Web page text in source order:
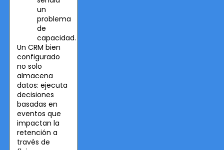
un
problema
de
capacidad.
Un CRM bien
configurado
no solo
almacena
datos: ejecuta
decisiones
basadas en
eventos que
impactan la
retención a
través de